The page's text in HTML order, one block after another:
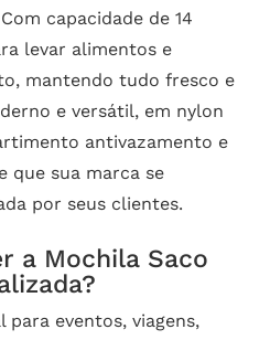
capacidade de 14
levar alimentos e
mantendo tudo fresco e
e versátil, em nylon
antivazamento e
que sua marca se
por seus clientes.
a Mochila Saco
para eventos, viagens,